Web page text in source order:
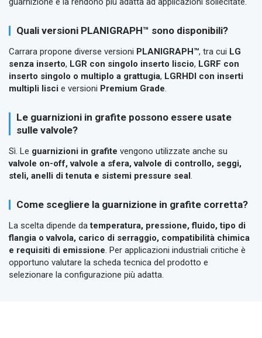
Quali versioni PLANIGRAPH™ sono disponibili?
Carrara propone diverse versioni PLANIGRAPH™, tra cui LG
senza inserto, LGR con singolo inserto liscio, LGRF con
inserto singolo o multiplo a grattugia, LGRHDI con inserti
multipli lisci e versioni Premium Grade.
Le guarnizioni in grafite possono essere usate
sulle valvole?
Sì. Le guarnizioni in grafite vengono utilizzate anche su
valvole on-off, valvole a sfera, valvole di controllo, seggi,
steli, anelli di tenuta e sistemi pressure seal .
Come scegliere la guarnizione in grafite corretta?
La scelta dipende datemperatura, pressione, fluido, tipo di
flangia o valvola, carico di serraggio, compatibilità chimica
e requisiti di emissione. Per applicazioni industriali critiche è
opportuno valutare la scheda tecnica del prodotto e
selezionare la configurazione più adatta.